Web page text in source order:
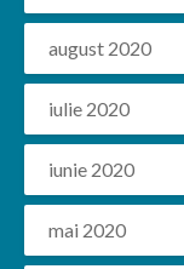
august 2020
iulie 2020
iunie 2020
mai 2020